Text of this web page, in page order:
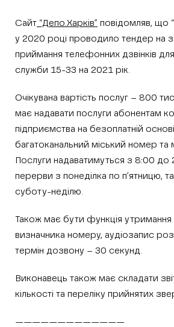
Сайт “Депо.Харків” повідомляв, що
у 2020 році проводило тендер на
приймання телефонних дзвінків
служби 15-33 на 2021 рік.
Очікувана вартість послуг – 800
має надавати послуги абонентам
підприємства на безоплатній
багатоканальний міський номер та
Послуги надаватимуться з 8:00 до
перерви з понеділка по п’ятницю,
суботу-неділю.
Також має бути функція утримання
визначника номеру, аудіозапис
термін дозвону – 30 секунд.
Виконавець також має складати
кількості та переліку прийнятих
—————————————